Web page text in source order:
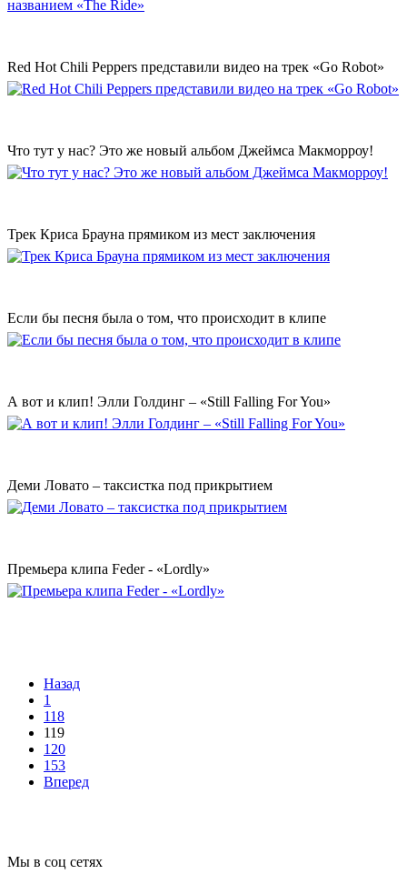
Red Hot Chili Peppers представили видео на трек «Go Robot»
Что тут у нас? Это же новый альбом Джеймса Макморроу!
Трек Криса Брауна прямиком из мест заключения
Если бы песня была о том, что происходит в клипе
А вот и клип! Элли Голдинг – «Still Falling For You»
Деми Ловато – таксистка под прикрытием
Премьера клипа Feder - «Lordly»
Назад
1
118
119
120
153
Вперед
Мы в соц сетях